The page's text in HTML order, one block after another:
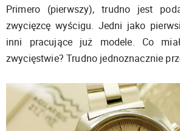
Primero (pierwszy), trudno jest
zwycięzcę wyścigu. Jedni jako
inni pracujące już modele. Co
zwycięstwie? Trudno jednoznacznie